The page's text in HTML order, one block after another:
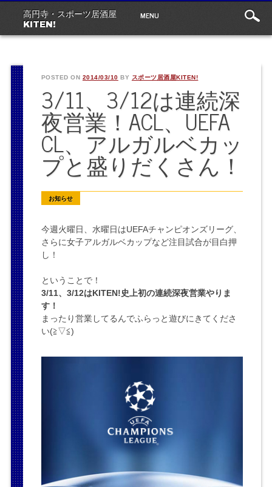
高円寺・スポーツ居酒屋
KITEN!
Main
MENU
POSTED ON 2014/03/10 BY スポーツ居酒屋KITEN!
3/11、3/12は連続深
夜営業！ACL、UEFA
CL、アルガルベカッ
プと盛りだくさん！
お知らせ
今週火曜日、水曜日はUEFAチャンピオンズリーグ、
さらに女子アルガルベカップなど注目試合が目白押
し！
ということで！
3/11、3/12はKITEN!史上初の連続深夜営業やりま
す！
まったり営業してるんでふらっと遊びにきてくださ
い(≧▽≦)